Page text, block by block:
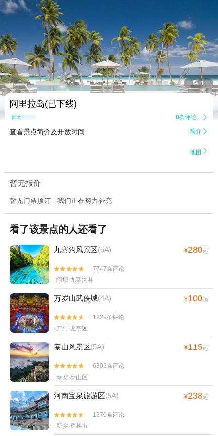
 1
阿里拉岛(已下线)
暂无点评 0条评论 
查看景点简介及开放时间 简介 
地图 
暂无报价
暂无门票预订，我们正在努力补充
看了该景点的人还看了
九寨沟风景区(5A) ¥280起


7747条评论
阿坝·九寨沟县
万岁山武侠城(4A) ¥100起


1229条评论
开封·龙亭区
泰山风景区(5A) ¥115起


6302条评论
泰安·泰山区
河南宝泉旅游区(5A) ¥238起


1370条评论
新乡·辉县市
